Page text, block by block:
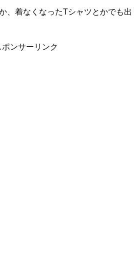
、着なくなったTシャツとかでも出
ポンサーリンク